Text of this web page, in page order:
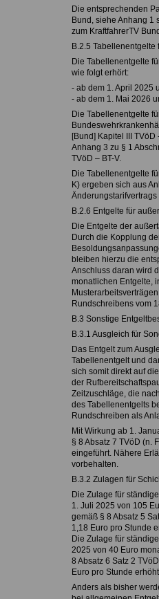
Die entsprechenden
Bund, siehe Anhang 1
zum KraftfahrerTV
B.2.5
Die Tabellenentgelte
wie folgt erhört:
- ab dem 1. April 2025
- ab dem 1. Mai 2026
Die Tabellenentgelte
[Bund] Kapitel III
Anhang 3 zu § 1
TVöD – BT-V.
Die Tabellenentgelte
K) ergeben sich aus
Änderungstarifvertrags
B.2.6 Entgelte für
Die Entgelte der
Durch die Kopplung
bleiben hierzu die
Anschluss daran wird
monatlichen Entgelte,
Rundschreibens vom
B.3 Sonstige
B.3.1 Ausgleich für
Das Entgelt zum
Tabellenentgelt und
sich somit direkt auf
der
Zeitzuschläge, die
des Tabellenentgelts
Rundschreiben als
Mit Wirkung ab 1.
§ 8 Absatz 7 TVöD (n.
eingeführt. Nähere
vorbehalten.
B.3.2 Zulagen für
Die Zulage für
1. Juli 2025 von 105
gemäß § 8 Absatz 5
1,18 Euro pro Stunde
Die Zulage für
2025 von 40 Euro
8 Absatz 6 Satz 2
Euro pro Stunde
Anders als bisher